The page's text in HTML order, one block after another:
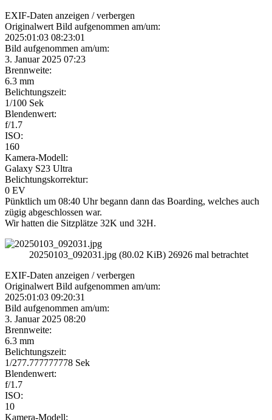
EXIF-Daten anzeigen / verbergen
Originalwert Bild aufgenommen am/um:
2025:01:03 08:23:01
Bild aufgenommen am/um:
3. Januar 2025 07:23
Brennweite:
6.3 mm
Belichtungszeit:
1/100 Sek
Blendenwert:
f/1.7
ISO:
160
Kamera-Modell:
Galaxy S23 Ultra
Belichtungskorrektur:
0 EV
Pünktlich um 08:40 Uhr begann dann das Boarding, welches auch
zügig abgeschlossen war.
Wir hatten die Sitzplätze 32K und 32H.
20250103_092031.jpg (80.02 KiB) 26926 mal betrachtet
EXIF-Daten anzeigen / verbergen
Originalwert Bild aufgenommen am/um:
2025:01:03 09:20:31
Bild aufgenommen am/um:
3. Januar 2025 08:20
Brennweite:
6.3 mm
Belichtungszeit:
1/277.777777778 Sek
Blendenwert:
f/1.7
ISO:
10
Kamera-Modell: